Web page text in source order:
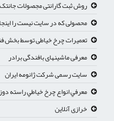
روش ثبت گارانتی مجصولات جانتک
محصولی که در سایت نیست را
تعمیرات چرخ خیاطی توسط بخش
معرفی ماشینهای بافندگی برادر
سایت رسمی شرکت ژانومه ایران
معرفي انواع چرخ خياطي راسته
خرازی آنلاین